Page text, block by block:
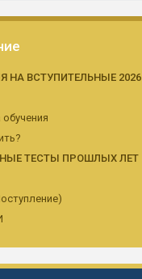
НА ВСТУПИТЕЛЬНЫЕ 2026
ТЕСТЫ ПРОШЛЫХ ЛЕТ